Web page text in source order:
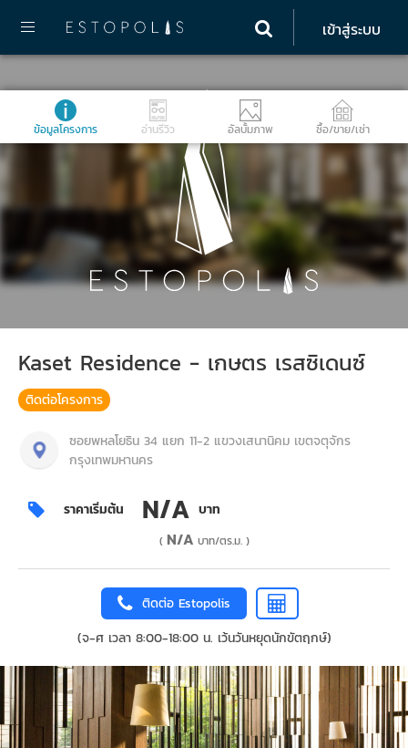
เข้าสู่ระบบ
ข้อมูลโครงการ อ่านรีวิว อัลบั้มภาพ ซื้อ/ขาย/เช่า
Kaset Residence - เกษตร เรสซิเดนซ์
ติดต่อโครงการ
ซอยพหลโยธิน 34 แยก 11-2 แขวงเสนานิคม เขตจตุจักร
กรุงเทพมหานคร
ราคาเริ่มต้น N/A บาท
( N/A บาท/ตร.ม. )
ติดต่อ Estopolis
(จ-ศ เวลา 8:00-18:00 น. เว้นวันหยุดนักขัตฤกษ์)